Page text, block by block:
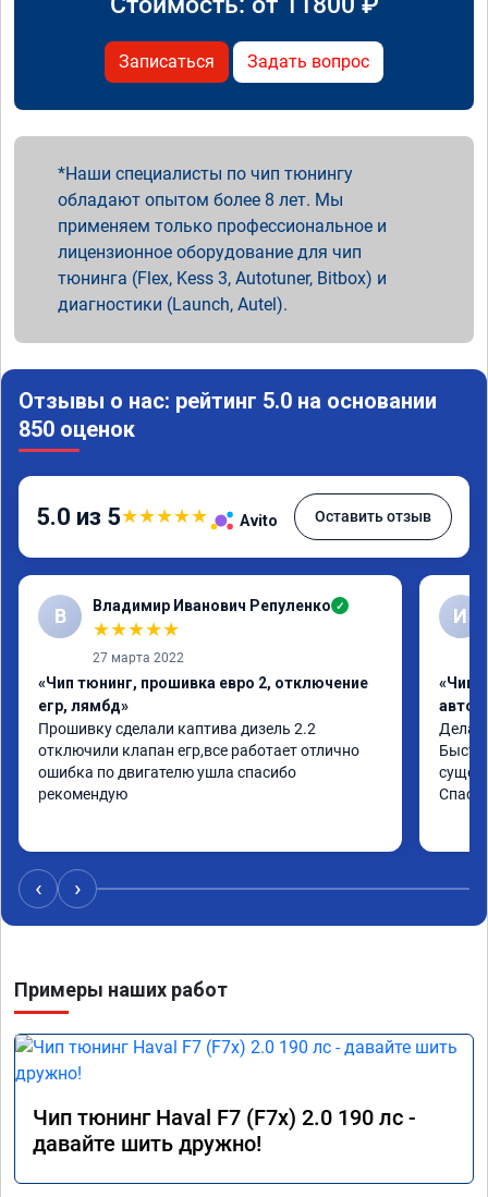
Записаться Задать вопрос
Наши специалисты по чип тюнингу
обладают опытом более 8 лет. Мы
применяем только профессиональное и
лицензионное оборудование для чип
тюнинга (Flex, Kess 3, Autotuner, Bitbox) и
диагностики (Launch, Autel).
Отзывы о нас: рейтинг 5.0 на основании
850 оценок
5.0 из 5★★★★★ Avito Оставить отзыв
В Владимир Иванович Репуленко ✓
★★★★★
27 марта 2022
«Чип тюнинг, прошивка евро 2, отключение
егр, лямбд»
Прошивку сделали каптива дизель 2.2
отключили клапан егр,все работает отлично
ошибка по двигателю ушла спасибо
рекомендую
И
«Чип
‹ ›
Примеры наших работ
Чип тюнинг Haval F7 (F7x) 2.0 190 лс -
давайте шить дружно!